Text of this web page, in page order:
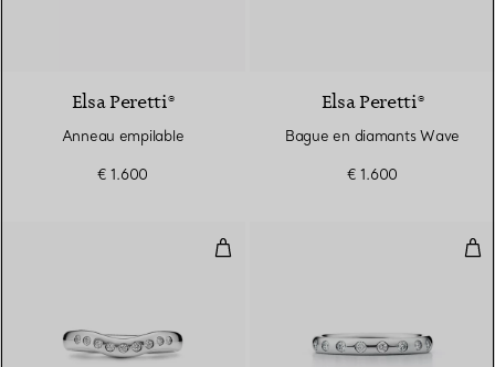
Elsa Peretti®
Anneau empilable
€ 1.600
Elsa Peretti®
Bague en diamants Wave
€ 1.600
Anneau